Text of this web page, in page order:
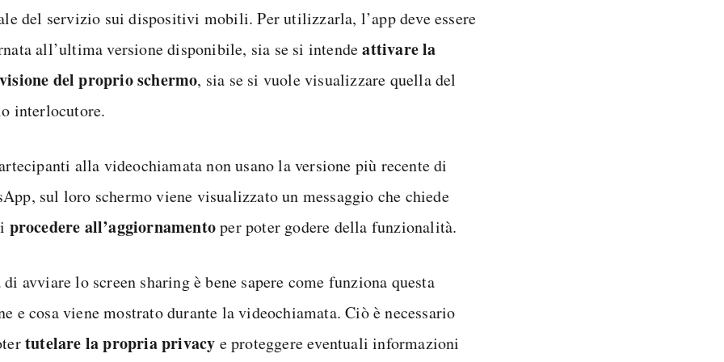
del servizio sui dispositivi mobili. Per utilizzarla, l’app deve essere
all’ultima versione disponibile, sia se si intendeattivare la
del proprio schermo, sia se si vuole visualizzare quella del
interlocutore.
alla videochiamata non usano la versione più recente di
sul loro schermo viene visualizzato un messaggio che chiede
procedere all’aggiornamentoper poter godere della funzionalità.
avviare lo screen sharing è bene sapere come funziona questa
e cosa viene mostrato durante la videochiamata. Ciò è necessario
tutelare la propria privacy e proteggere eventuali informazioni